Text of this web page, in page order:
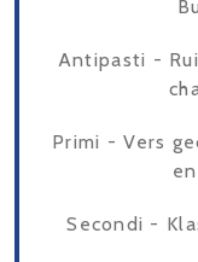
Antipasti -
Primi - Vers
Secondi -